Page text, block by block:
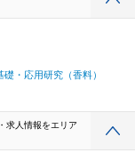
礎・応用研究（香料）
求人情報をエリア